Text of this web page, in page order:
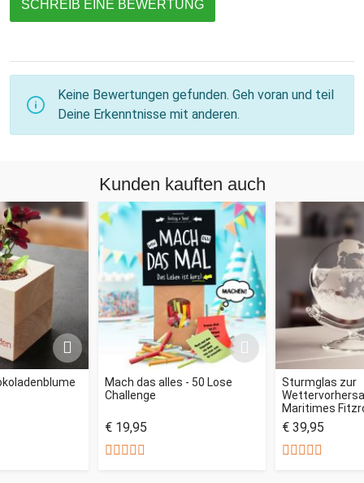
SCHREIB EINE BEWERTUNG
Keine Bewertungen gefunden. Geh voran und teil
Deine Erkenntnisse mit anderen.
Kunden kauften auch
Mach das alles - 50 Lose
Challenge
€ 19,95
Sturmglas zur
Maritimes
€ 39,95